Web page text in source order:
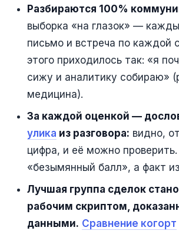
Разбираются 100%
выборка «на глазок» —
письмо и встреча по каждой
этого приходилось так: «я
сижу и аналитику собираю»
медицина).
За каждой оценкой —
улика из разговора: видно,
цифра, и её можно
«безымянный балл», а факт
Лучшая группа сделок
рабочим скриптом,
данными. Сравнение когорт